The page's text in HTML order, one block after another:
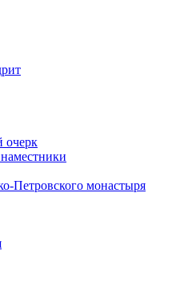
очерк
Петровского монастыря